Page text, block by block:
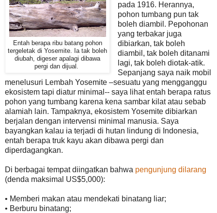
Entah berapa ribu batang pohon
tergeletak di Yosemite. Ia tak boleh
diubah, digeser apalagi dibawa
pergi dan dijual.
pada 1916. Herannya,
pohon tumbang pun tak
boleh diambil. Pepohonan
yang terbakar juga
dibiarkan, tak boleh
diambil, tak boleh ditanami
lagi, tak boleh diotak-atik.
Sepanjang saya naik mobil
menelusuri Lembah Yosemite –sesuatu yang mengganggu
ekosistem tapi diatur minimal-- saya lihat entah berapa ratus
pohon yang tumbang karena kena sambar kilat atau sebab
alamiah lain. Tampaknya, ekosistem Yosemite dibiarkan
berjalan dengan intervensi minimal manusia. Saya
bayangkan kalau ia terjadi di hutan lindung di Indonesia,
entah berapa truk kayu akan dibawa pergi dan
diperdagangkan.
Di berbagai tempat diingatkan bahwa pengunjung dilarang
(denda maksimal US$5,000):
• Memberi makan atau mendekati binatang liar;
• Berburu binatang;